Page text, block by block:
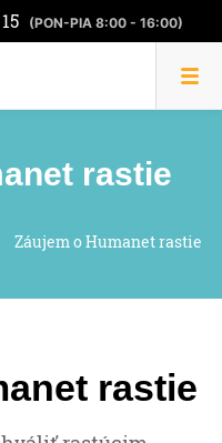
(PON-PIA 8:00 - 16:00)
rastie
Záujem o Humanet rastie
rastie